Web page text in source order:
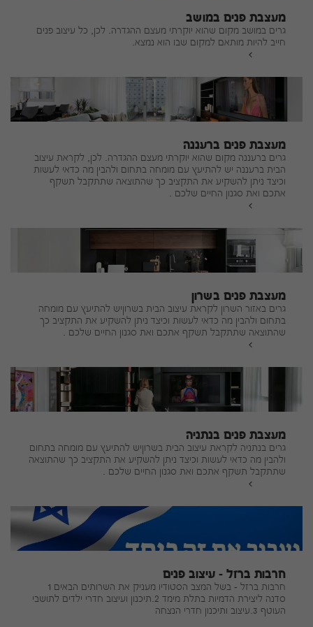
מעצבת פנים במושב
גרים במושב מקום שהוא יוקרתי מעצם ההגדרה. לכן, כל עיצוב פנים
חייב להיות מותאם למקום שבו הוא נמצא.
מעצבת פנים ברעננה
גרים ברעננה מקום שהוא יוקרתי מעצם ההגדרה. לכן, לקראת עיצוב
הבית ברעננה יש להתיעץ עם מומחה בתחום ולהבין מה כדאי לעשות
וכיצד ניתן להשקיע את התקציב כך שהתוצאה שתתקבל תשקף
אתכם ואת סגנון החיים שלכם .
מעצבת פנים בשרון
גרים באזור השרון לקראת עיצוב הבית בשרוןיש להתיעץ עם מומחה
בתחום ולהבין מה כדאי לעשות וכיצד ניתן להשקיע את התקציב כך
שהתוצאה שתתקבל תשקף אתכם ואת סגנון החיים שלכם .
מעצבת פנים בנתניה
גרים בנתניה לקראת עיצוב הבית בשרוןיש להתיעץ עם מומחה בתחום
ולהבין מה כדאי לעשות וכיצד ניתן להשקיע את התקציב כך שהתוצאה
שתתקבל תשקף אתכם ואת סגנון החיים שלכם .
חרבות ברזל - עיצוב פנים
חרבות ברזל - בשל המצב הסטודיו מעניק את השרותים הבאים 1
סדנה ליצירת הדמיות בתלת מימד 2.תיכנון ועיצוב חדרי ילדים לתושבי
העוטף 3.עיצוב ותיכנון חדרי הנצחה